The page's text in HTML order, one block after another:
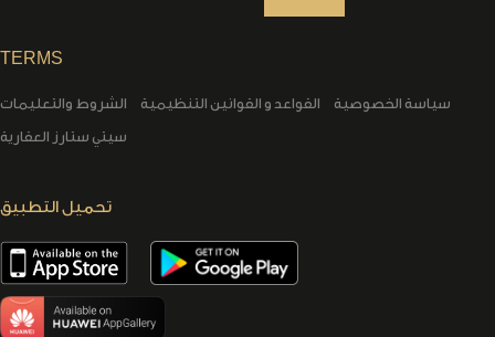
TERMS
الشروط والتعليمات القواعد و القوانين التنظيمية
سياسة الخصوصية
سيتي ستارز العقارية
تحميل التطبيق